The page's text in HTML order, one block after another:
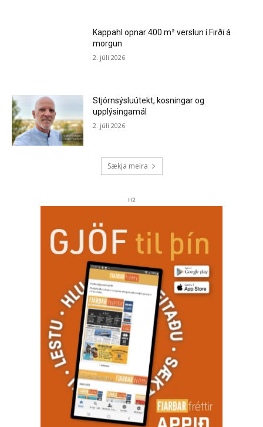
Kappahl opnar 400 m² verslun í Firði á
morgun
2. júlí 2026
Stjórnsýsluútekt, kosningar og
upplýsingamál
2. júlí 2026
Sækja meira
H2